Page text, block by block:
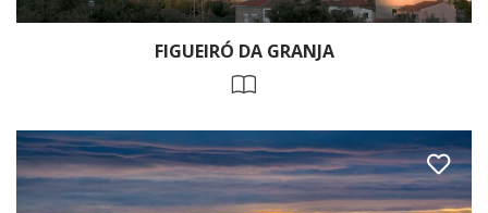
FIGUEIRÓ DA GRANJA